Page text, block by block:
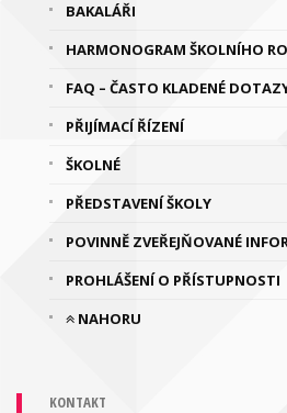
BAKALÁŘI
HARMONOGRAM ŠKOLNÍHO
FAQ – ČASTO KLADENÉ
PŘIJÍMACÍ ŘÍZENÍ
ŠKOLNÉ
PŘEDSTAVENÍ ŠKOLY
POVINNĚ ZVEŘEJŇOVANÉ
PROHLÁŠENÍ O PŘÍSTUPNOSTI
NAHORU
KONTAKT